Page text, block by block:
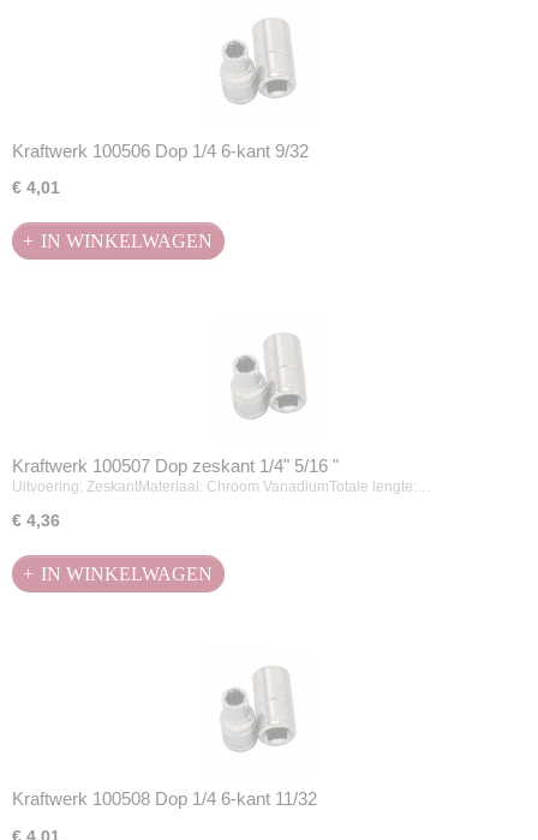
Kraftwerk 100506 Dop 1/4 6-kant 9/32
€ 4,01
IN WINKELWAGEN
Kraftwerk 100507 Dop zeskant 1/4" 5/16 "
Uitvoering: ZeskantMateriaal: Chroom VanadiumTotale lengte:…
€ 4,36
IN WINKELWAGEN
Kraftwerk 100508 Dop 1/4 6-kant 11/32
€ 4,01